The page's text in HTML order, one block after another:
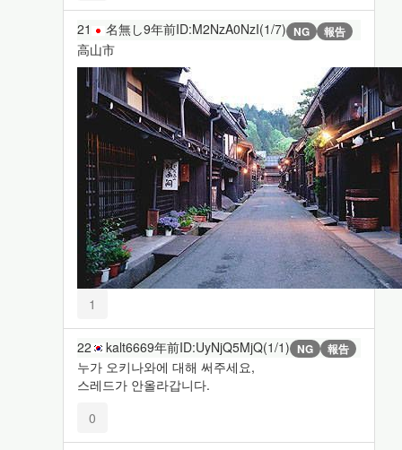
21 名無し9年前ID:M2NzA0NzI(1/7) NG 報告
高山市
1
22 kalt6669年前ID:UyNjQ5MjQ(1/1) NG 報告
누가 오키나와에 대해 써주세요,
스레드가 안올라갑니다.
0